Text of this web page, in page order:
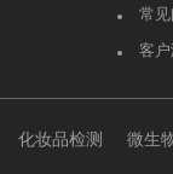
常
客
化妆品检测 微生